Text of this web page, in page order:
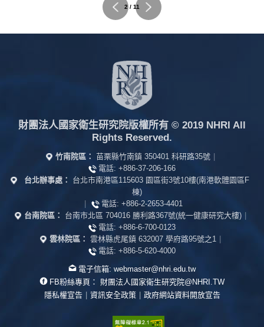
2 / 11
財團法人國家衛生研究院版權所有 © 2019 NHRI All
Rights Reserved.
竹南院區： 苗栗縣竹南鎮 350401 科研路35號 |
電話: +886-37-206-166
台北辦事處：
台北市南港區115603 園區街3號10樓(南港軟體園區F
棟)
|
電話: +886-2-2653-4401
台南院區：
台南市北區 704016 勝利路367號(統一健康研究大樓) |
電話: +886-6-700-0123
雲林院區： 雲林縣虎尾鎮 632007 學府路95號之1 |
電話: +886-5-620-4000
電子信箱: webmaster@nhri.edu.tw
FB粉絲專頁：
財團法人國家衛生研究院@NHRI.TW
隱私權宣告 | 資訊安全政策 | 政府網站資料開放宣告